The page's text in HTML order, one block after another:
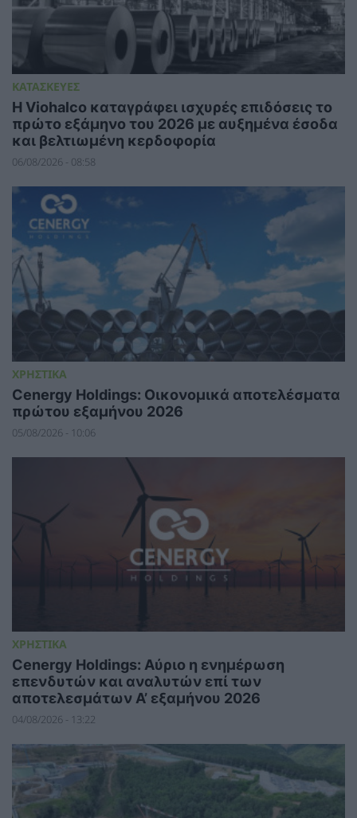
ΚΑΤΑΣΚΕΥΕΣ
Η Viohalco καταγράφει ισχυρές επιδόσεις το
πρώτο εξάμηνο του 2026 με αυξημένα έσοδα
και βελτιωμένη κερδοφορία
06/08/2026 - 08:58
ΧΡΗΣΤΙΚΑ
Cenergy Holdings: Οικονομικά αποτελέσματα
πρώτου εξαμήνου 2026
05/08/2026 - 10:06
ΧΡΗΣΤΙΚΑ
Cenergy Holdings: Αύριο η ενημέρωση
επενδυτών και αναλυτών επί των
αποτελεσμάτων A’ εξαμήνου 2026
04/08/2026 - 13:22